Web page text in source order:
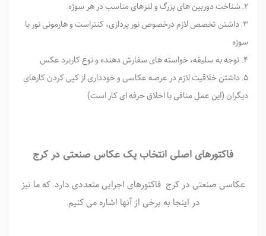
شناخت دوربین­ های بزرگ و لنز­های مناسب در هر سوژه
داشتن تخصص لازم درخصوص نور پردازی، کنتراست و هارمونی نور با
سوژه
توجه به سلیقه، خواسته ­های سفارش دهنده و نوع کاربرد عکس
داشتن خلاقیت لازم در عرصه عکاسی و خودداری از کپی کردن کارهای
دیگران (این عمل منافی با اخلاق حرفه ­ای کار است)
فاکتور­های اصلی انتخاب یک عکاس صنعتی در کرج
عکاسی صنعتی در کرج فاکتورهای اجرایی متعددی دارد. که ما نیز
در اینجا به برخی از آنها اشاره می کنیم.